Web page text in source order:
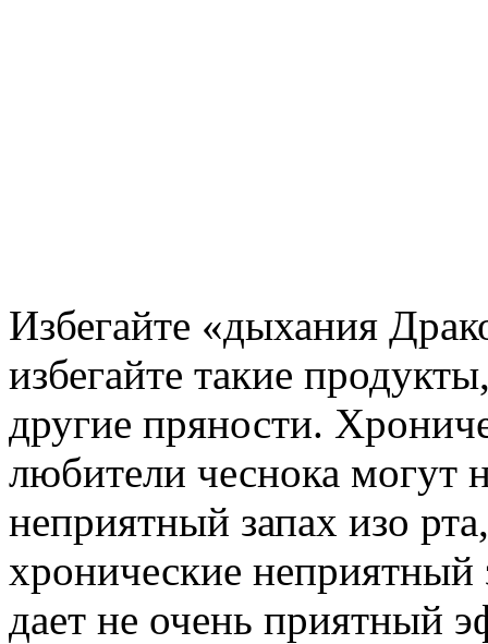
Избегайте «дыхания
избегайте такие
другие пряности.
любители чеснока могут
неприятный запах изо
хронические неприятный
дает не очень приятный